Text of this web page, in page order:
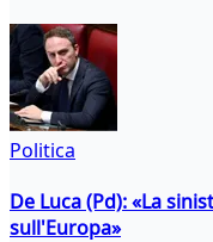
Politica
De Luca (Pd): «La
sull'Europa»